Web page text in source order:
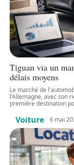
Tiguan via un
délais moyens
Le marché de
l'Allemagne, avec son
première destination
Voiture 6 mai